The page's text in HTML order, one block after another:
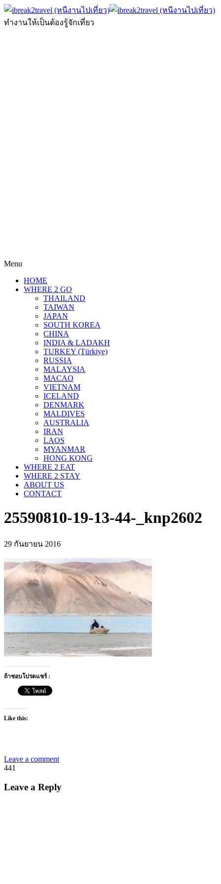
ทำงานให้เป็นต้องรู้จักเที่ยว
Menu
HOME
WHERE 2 GO
THAILAND
TAIWAN
JAPAN
SOUTH KOREA
CHINA
INDIA & LADAKH
TURKEY (Türkiye)
RUSSIA
MALAYSIA
MACAO
VIETNAM
ICELAND
DENMARK
MALDIVES
AUSTRALIA
IRAN
LAOS
MYANMAR
HONG KONG
WHERE 2 EAT
WHERE 2 STAY
ABOUT US
CONTACT
25590810-19-13-44-_knp2602
29 กันยายน 2016
ถ้าชอบโปรดแชร์ :
Like this:
Leave a comment
441
Leave a Reply